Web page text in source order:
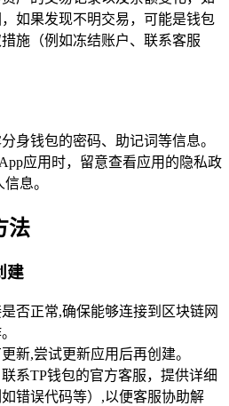
如果发现不明交易，可能是钱包
施（例如冻结账户、联系客服
身钱包的密码、助记词等信息。
应用时，留意查看应用的隐私政
息。
法
建
否正常,确保能够连接到区块链网
新,尝试更新应用后再创建。
系TP钱包的官方客服，提供详细
错误代码等）,以便客服协助解